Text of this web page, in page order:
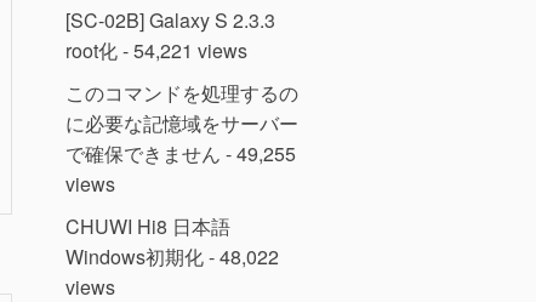
[SC-02B] Galaxy S 2.3.3
root化- 54,221 views
このコマンドを処理するの
に必要な記憶域をサーバー
で確保できません - 49,255
views
CHUWI Hi8 日本語
Windows初期化- 48,022
views